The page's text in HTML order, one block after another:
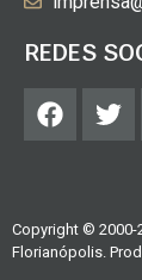
REDES
Copyright ©
Florianópolis.